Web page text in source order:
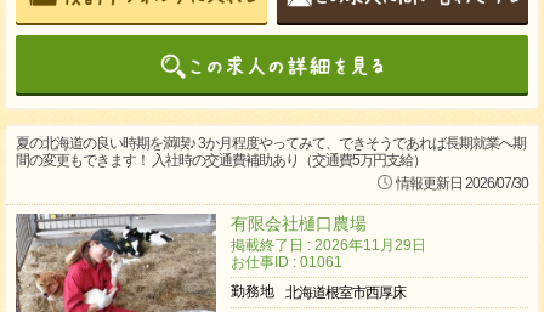
夏の北海道の良い時期を満喫♪ 3か月程度やってみて、できそうであれば長期就業へ期
間の変更もできます！ 入社時の交通費補助あり（交通費5万円支給）
情報更新日 2026/07/30
有限会社樋口農場
掲載終了日 : 2026年11月29日
お仕事ID : 01061
勤務地
北海道根室市西厚床